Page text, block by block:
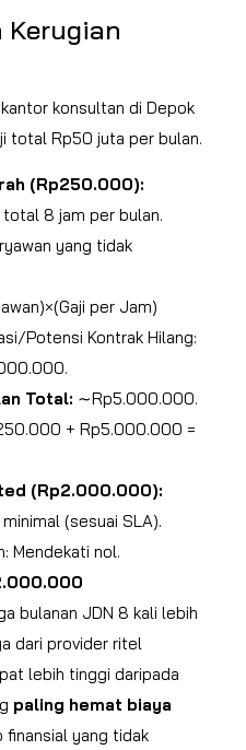
Kerugian
konsultan di Depok
total Rp50 juta per bulan.
(Rp250.000):
8 jam per bulan.
yang tidak
per Jam)
Potensi Kontrak Hilang:
Total: ∼Rp5.000.000.
+ Rp5.000.000 =
(Rp2.000.000):
(sesuai SLA).
Mendekati nol.
bulanan JDN 8 kali lebih
dari provider ritel
lebih tinggi daripada
paling hemat biaya
finansial yang tidak